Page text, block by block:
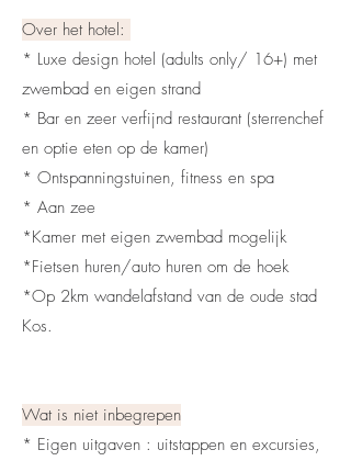
Over het hotel:
* Luxe design hotel (adults only/ 16+) met
zwembad en eigen strand
* Bar en zeer verfijnd restaurant (sterrenchef
en optie eten op de kamer)
* Ontspanningstuinen, fitness en spa
* Aan zee
*Kamer met eigen zwembad mogelijk
*Fietsen huren/auto huren om de hoek
*Op 2km wandelafstand van de oude stad
Kos.
Wat is niet inbegrepen
* Eigen uitgaven : uitstappen en excursies,